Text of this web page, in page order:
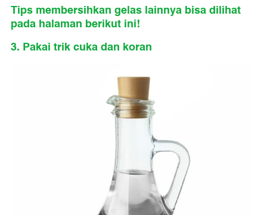
Tips membersihkan gelas lainnya bisa dilihat
pada halaman berikut ini!
3. Pakai trik cuka dan koran